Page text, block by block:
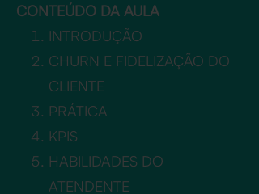
CONTEÚDO DA AULA
INTRODUÇÃO
CHURN E FIDELIZAÇÃO DO
CLIENTE
PRÁTICA
KPIS
HABILIDADES DO
ATENDENTE